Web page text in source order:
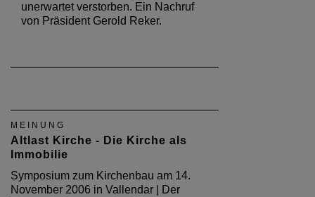
unerwartet verstorben. Ein Nachruf
von Präsident Gerold Reker.
MEINUNG
Altlast Kirche - Die Kirche als
Immobilie
Symposium zum Kirchenbau am 14.
November 2006 in Vallendar | Der